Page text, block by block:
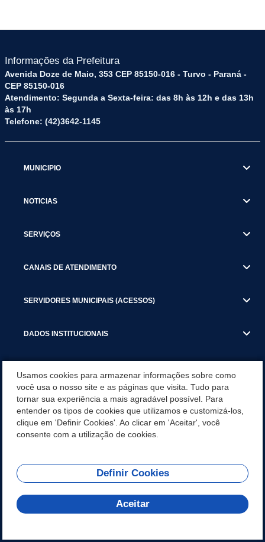
Informações da Prefeitura
Avenida Doze de Maio, 353 CEP 85150-016 - Turvo - Paraná -
CEP 85150-016
Atendimento: Segunda a Sexta-feira: das 8h às 12h e das 13h
às 17h
Telefone: (42)3642-1145
MUNICIPIO
NOTICIAS
SERVIÇOS
CANAIS DE ATENDIMENTO
SERVIDORES MUNICIPAIS (ACESSOS)
DADOS INSTITUCIONAIS
SERVIÇOS TRIBUTARIOS
PESQUISA DE SATISFAÇÃO DOS SERVIDORES - SISTEMAS E
SERVIÇOS DIGITAIS
REDES SOCIAIS
Usamos cookies para armazenar informações sobre como
você usa o nosso site e as páginas que visita. Tudo para
tornar sua experiência a mais agradável possível. Para
entender os tipos de cookies que utilizamos e customizá-los,
clique em 'Definir Cookies'. Ao clicar em 'Aceitar', você
consente com a utilização de cookies.
Definir Cookies
Aceitar